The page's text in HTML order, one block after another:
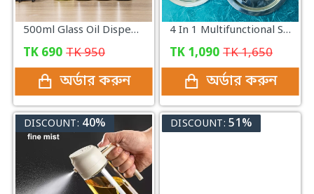
500ml Glass Oil Dispenser with Steel Cover Seasoning
TK 690 TK950
অর্ডার করুন
4 In 1 Multifunctional Stainless Steel Basin With Vegetable Cutter with Drain Basket
TK 1,090 TK1,650
অর্ডার করুন
DISCOUNT: 40% DISCOUNT: 51%